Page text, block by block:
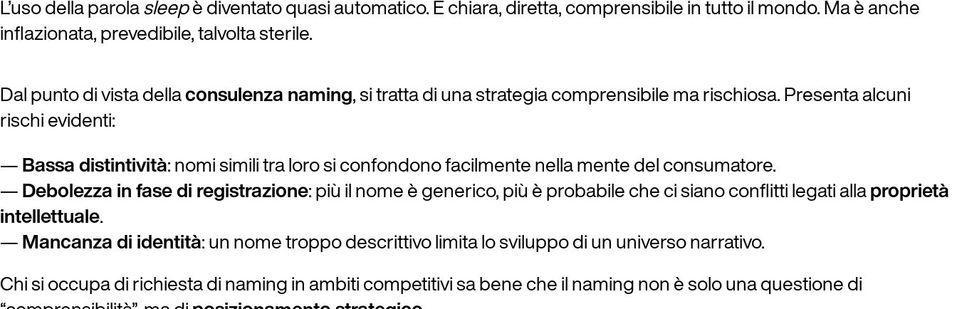
L’uso della parolasleepè diventato quasi automatico. È chiara, diretta, comprensibile in tutto il mondo. Ma è anche
inflazionata, prevedibile, talvolta sterile.
Dal punto di vista dellaconsulenza naming, si tratta di una strategia comprensibile ma rischiosa. Presenta alcuni
rischi evidenti:
Bassa distintività: nomi simili tra loro si confondono facilmente nella mente del consumatore.
Debolezza in fase di registrazione: più il nome è generico, più è probabile che ci siano conflitti legati allaproprietà
intellettuale.
Mancanza di identità: un nome troppo descrittivo limita lo sviluppo di un universo narrativo.
Chi si occupa di richiesta di naming in ambiti competitivi sa bene che il naming non è solo una questione di